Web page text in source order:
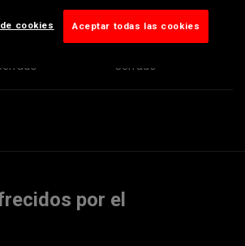
Cerrado
Cerrado
por el
cookies Aceptar todas las cookies